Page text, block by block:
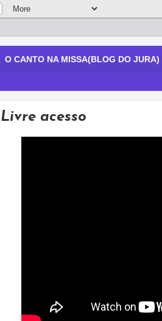
O CANTO NA MISSA(BLOG DO JURA)
Livre acesso